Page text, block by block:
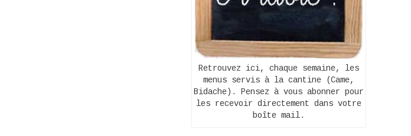
Retrouvez ici, chaque semaine, les
menus servis à la cantine (Came,
Bidache). Pensez à vous abonner pour
les recevoir directement dans votre
boîte mail.